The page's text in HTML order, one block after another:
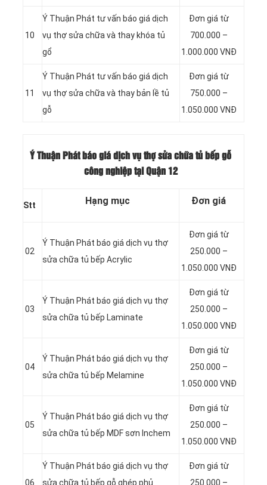
10
Ý Thuận Phát tư vấn báo giá dịch
vụ thợ sửa chữa và thay khóa tủ
gổ
Đơn giá từ
700.000 –
1.000.000 VNĐ
11
Ý Thuận Phát tư vấn báo giá dịch
vụ thợ sửa chữa và thay bản lề tủ
gỗ
Đơn giá từ
750.000 –
1.050.000 VNĐ
Ý Thuận Phát báo giá dịch vụ thợ sửa chữa tủ bếp gỗ
công nghiệp tại Quận 12
Stt Hạng mục Đơn giá
02
Ý Thuận Phát báo giá dịch vụ thợ
sửa chữa tủ bếp Acrylic
Đơn giá từ
250.000 –
1.050.000 VNĐ
03
Ý Thuận Phát báo giá dịch vụ thợ
sửa chữa tủ bếp Laminate
Đơn giá từ
250.000 –
1.050.000 VNĐ
04
Ý Thuận Phát báo giá dịch vụ thợ
sửa chữa tủ bếp Melamine
Đơn giá từ
250.000 –
1.050.000 VNĐ
05
Ý Thuận Phát báo giá dịch vụ thợ
sửa chữa tủ bếp MDF sơn Inchem
Đơn giá từ
250.000 –
1.050.000 VNĐ
06
Ý Thuận Phát báo giá dịch vụ thợ
sửa chữa tủ bếp gỗ ghép phủ
Đơn giá từ
250.000 –